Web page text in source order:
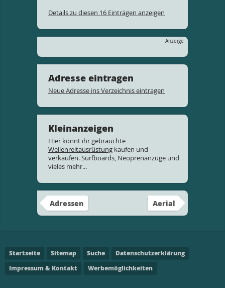
Details zu diesen 16 Einträgen anzeigen
Anzeige
Adresse eintragen
Neue Adresse ins Verzeichnis eintragen
Kleinanzeigen
Hier könnt ihrgebrauchte
Wellenreitausrüstung kaufen und
verkaufen. Surfboards, Neoprenanzüge und
vieles mehr...
Adressen Aerial
Startseite Sitemap Suche
Datenschutzerklärung
Impressum & Kontakt
Werbemöglichkeiten